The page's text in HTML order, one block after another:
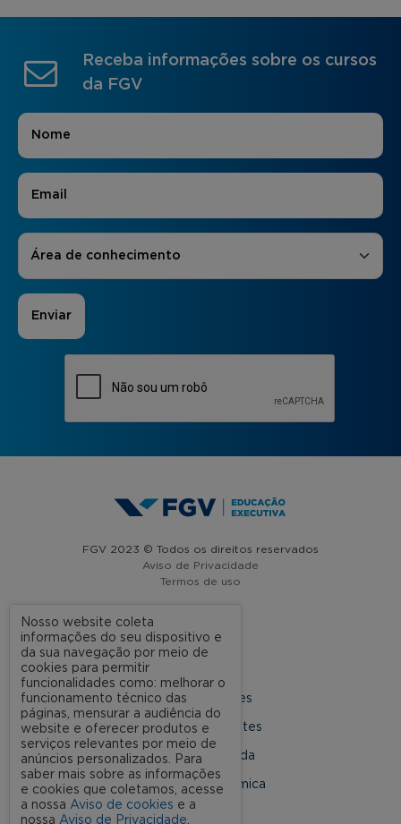
Receba informações sobre os cursos
da FGV
Nome
E-mail
Áreas de Interesse
Área de conhecimento
FGV 2023 © Todos os direitos reservados
Aviso de Privacidade
Termos de uso
A FGV
Nossas Unidades
Dúvidas Frequentes
Rede Conveniada
Ouvidoria Acadêmica
Nosso website coleta
informações do seu dispositivo e
da sua navegação por meio de
cookies para permitir
funcionalidades como: melhorar o
funcionamento técnico das
páginas, mensurar a audiência do
website e oferecer produtos e
serviços relevantes por meio de
anúncios personalizados. Para
saber mais sobre as informações
e cookies que coletamos, acesse
a nossa Aviso de cookies e a
nossa Aviso de Privacidade.